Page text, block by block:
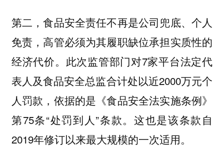
第二，食品安全责任不再是公司兜底、个人
免责，高管必须为其履职缺位承担实质性的
经济代价。此次监管部门对7家平台法定代
表人及食品安全总监合计处以近2000万元个
人罚款，依据的是《食品安全法实施条例》
第75条“处罚到人”条款。这也是该条款自
2019年修订以来最大规模的一次适用。